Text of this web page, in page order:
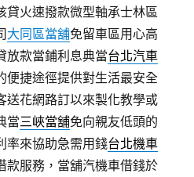
貸火速撥款微型軸承士林區
大同區當舖免留車區用心高
放款當鋪利息典當台北汽車
便捷途徑提供對生活最安全
送花網路訂以來製化教學或
當三峽當舖免向親友低頭的
率來協助急需用錢台北機車
款服務，當舖汽機車借錢於